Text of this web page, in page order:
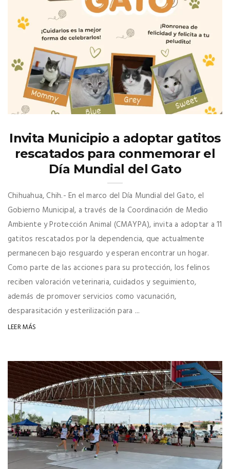
Invita Municipio a adoptar gatitos
rescatados para conmemorar el
Día Mundial del Gato
Chihuahua, Chih.- En el marco del Día Mundial del Gato, el
Gobierno Municipal, a través de la Coordinación de Medio
Ambiente y Protección Animal (CMAYPA), invita a adoptar a 11
gatitos rescatados por la dependencia, que actualmente
permanecen bajo resguardo y esperan encontrar un hogar.
Como parte de las acciones para su protección, los felinos
reciben valoración veterinaria, cuidados y seguimiento,
además de promover servicios como vacunación,
desparasitación y esterilización para ...
LEER MÁS